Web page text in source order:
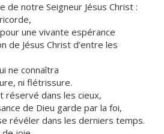
de notre Seigneur Jésus Christ :
une vivante espérance
de Jésus Christ d’entre les
ne connaîtra
ni flétrissure.
réservé dans les cieux,
de Dieu garde par la foi,
révéler dans les derniers temps.